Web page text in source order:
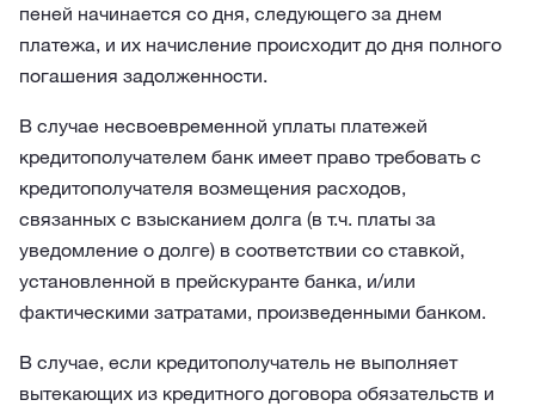
пеней начинается со дня, следующего за днем
платежа, и их начисление происходит до дня полного
погашения задолженности.
В случае несвоевременной уплаты платежей
кредитополучателем банк имеет право требовать с
кредитополучателя возмещения расходов,
связанных с взысканием долга (в т.ч. платы за
уведомление о долге) в соответствии со ставкой,
установленной в прейскуранте банка, и/или
фактическими затратами, произведенными банком.
В случае, если кредитополучатель не выполняет
вытекающих из кредитного договора обязательств и